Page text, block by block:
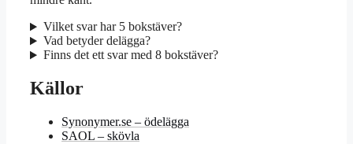
Vilket svar har 5 bokstäver?
Vad betyder delägga?
Finns det ett svar med 8 bokstäver?
Källor
Synonymer.se – ödelägga
SAOL – skövla